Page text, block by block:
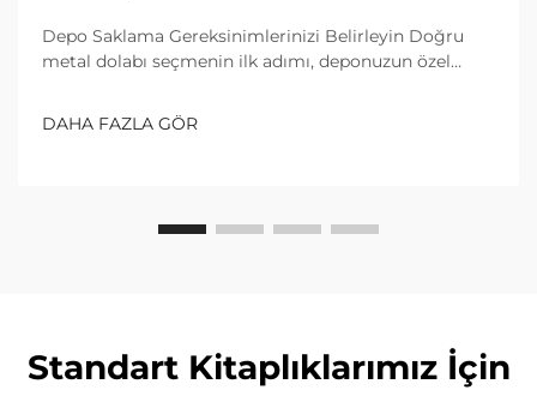
Depo Saklama Gereksinimlerinizi Belirleyin Doğru
metal dolabı seçmenin ilk adımı, deponuzun özel
eşyaların türlerini belirleyerek başlayın—küçük
parçalar, aletler...
DAHA FAZLA GÖR
Standart Kitaplıklarımız İçin